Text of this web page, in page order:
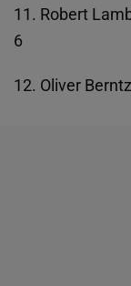
11. Robert
6
12. Oliver